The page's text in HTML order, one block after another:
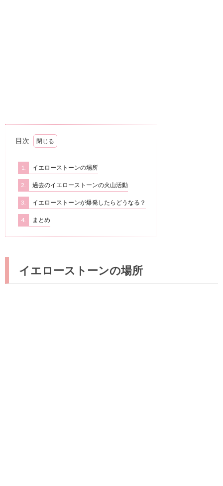
目次
1. イエローストーンの場所
2. 過去のイエローストーンの火山活動
3. イエローストーンが爆発したらどうなる？
4. まとめ
イエローストーンの場所